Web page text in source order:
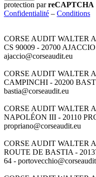
protection parreCAPTCHA
Confidentialité – Conditions
CORSE AUDIT WALTER
CS 90009 - 20700
ajaccio@corseaudit.eu
CORSE AUDIT WALTER
CAMPINCHI - 20200
bastia@corseaudit.eu
CORSE AUDIT WALTER
NAPOLÉON III - 20110
propriano@corseaudit.eu
CORSE AUDIT WALTER
ROUTE DE BASTIA -
64 -